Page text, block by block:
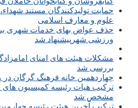
حمایت تولیدکنندگان مستند
علوم و معارف اسلامی
حذف عواض بهای خدمات شهری
ورزشی شهرپیشنهاد شد
مشکلات هیئت های امنای
بررسی شد
چهاردهمین خانه فرهنگ گرگان در
ترکیب هیات رئیسه کمیسیون
مشخص شد